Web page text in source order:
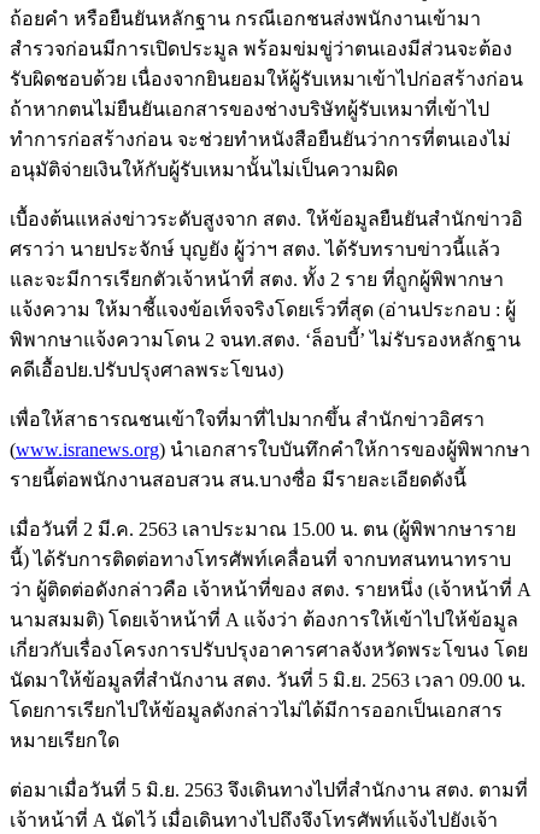
ถ้อยคำ หรือยืนยันหลักฐาน กรณีเอกชนส่งพนักงานเข้ามา
สำรวจก่อนมีการเปิดประมูล พร้อมข่มขู่ว่าตนเองมีส่วนจะต้อง
รับผิดชอบด้วย เนื่องจากยินยอมให้ผู้รับเหมาเข้าไปก่อสร้างก่อน
ถ้าหากตนไม่ยืนยันเอกสารของช่างบริษัทผู้รับเหมาที่เข้าไป
ทำการก่อสร้างก่อน จะช่วยทำหนังสือยืนยันว่าการที่ตนเองไม่
อนุมัติจ่ายเงินให้กับผู้รับเหมานั้นไม่เป็นความผิด
เบื้องต้นแหล่งข่าวระดับสูงจาก สตง. ให้ข้อมูลยืนยันสำนักข่าวอิ
ศราว่า นายประจักษ์ บุญยัง ผู้ว่าฯ สตง. ได้รับทราบข่าวนี้แล้ว
และจะมีการเรียกตัวเจ้าหน้าที่ สตง. ทั้ง 2 ราย ที่ถูกผู้พิพากษา
แจ้งความ ให้มาชี้แจงข้อเท็จจริงโดยเร็วที่สุด (อ่านประกอบ : ผู้
พิพากษาแจ้งความโดน 2 จนท.สตง. ‘ล็อบบี้’ ไม่รับรองหลักฐาน
คดีเอื้อปย.ปรับปรุงศาลพระโขนง)
เพื่อให้สาธารณชนเข้าใจที่มาที่ไปมากขึ้น สำนักข่าวอิศรา
(www.isranews.org) นำเอกสารใบบันทึกคำให้การของผู้พิพากษา
รายนี้ต่อพนักงานสอบสวน สน.บางซื่อ มีรายละเอียดดังนี้
เมื่อวันที่ 2 มี.ค. 2563 เลาประมาณ 15.00 น. ตน (ผู้พิพากษาราย
นี้) ได้รับการติดต่อทางโทรศัพท์เคลื่อนที่ จากบทสนทนาทราบ
ว่า ผู้ติดต่อดังกล่าวคือ เจ้าหน้าที่ของ สตง. รายหนึ่ง (เจ้าหน้าที่ A
นามสมมติ) โดยเจ้าหน้าที่ A แจ้งว่า ต้องการให้เข้าไปให้ข้อมูล
เกี่ยวกับเรื่องโครงการปรับปรุงอาคารศาลจังหวัดพระโขนง โดย
นัดมาให้ข้อมูลที่สำนักงาน สตง. วันที่ 5 มิ.ย. 2563 เวลา 09.00 น.
โดยการเรียกไปให้ข้อมูลดังกล่าวไม่ได้มีการออกเป็นเอกสาร
หมายเรียกใด
ต่อมาเมื่อวันที่ 5 มิ.ย. 2563 จึงเดินทางไปที่สำนักงาน สตง. ตามที่
เจ้าหน้าที่ A นัดไว้ เมื่อเดินทางไปถึงจึงโทรศัพท์แจ้งไปยังเจ้า